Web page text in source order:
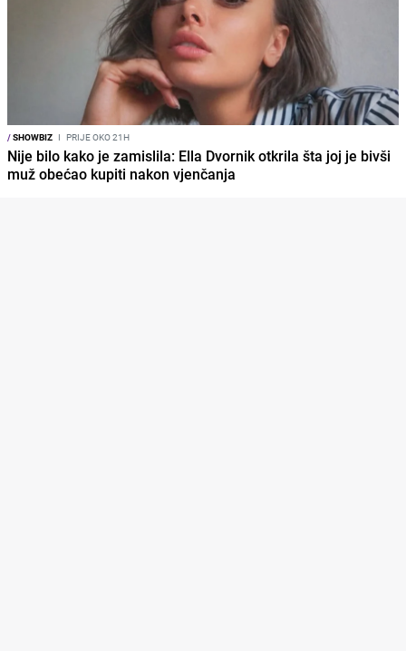
/SHOWBIZ I PRIJE OKO 21H
Nije bilo kako je zamislila: Ella Dvornik otkrila šta joj je bivši
muž obećao kupiti nakon vjenčanja